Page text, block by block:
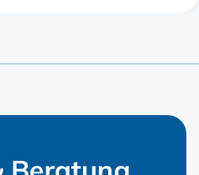
& Städte – Aus Liebe
die Dorf- &